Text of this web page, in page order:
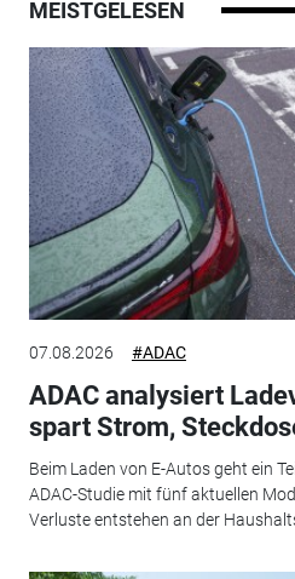
MEISTGELESEN
07.08.2026 #ADAC
ADAC analysiert
spart Strom,
Beim Laden von E-Autos geht ein
ADAC-Studie mit fünf aktuellen
Verluste entstehen an der